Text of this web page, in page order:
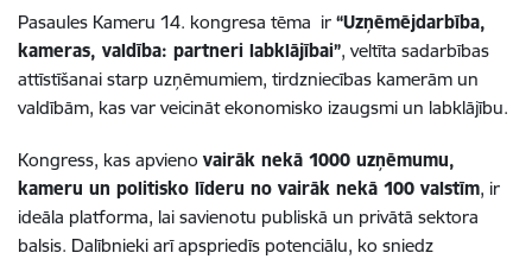
Pasaules Kameru 14. kongresa tēma ir “Uzņēmējdarbība,
kameras, valdība: partneri labklājībai”, veltīta sadarbības
attīstīšanai starp uzņēmumiem, tirdzniecības kamerām un
valdībām, kas var veicināt ekonomisko izaugsmi un labklājību.
Kongress, kas apvieno vairāk nekā 1000 uzņēmumu,
kameru un politisko līderu no vairāk nekā 100 valstīm, ir
ideāla platforma, lai savienotu publiskā un privātā sektora
balsis. Dalībnieki arī apspriedīs potenciālu, ko sniedz